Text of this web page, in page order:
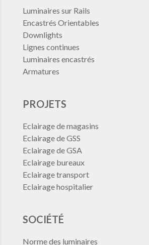
Luminaires sur Rails
Encastrés Orientables
Downlights
Lignes continues
Luminaires encastrés
Armatures
PROJETS
Eclairage de magasins
Eclairage de GSS
Eclairage de GSA
Eclairage bureaux
Eclairage transport
Eclairage hospitalier
SOCIÉTÉ
Norme des luminaires